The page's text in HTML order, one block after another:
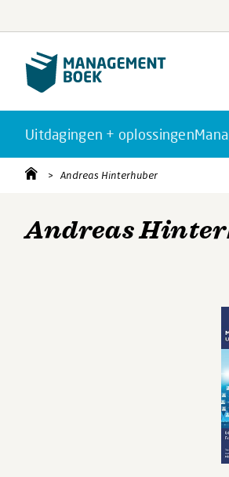
Uitdagingen + oplossingen
Andreas Hinterhuber
Andreas